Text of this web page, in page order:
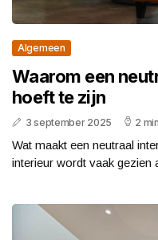
Algemeen
Waarom een
hoeft te zijn
3 september 2025 2
Wat maakt een neutraal
interieur wordt vaak gezien